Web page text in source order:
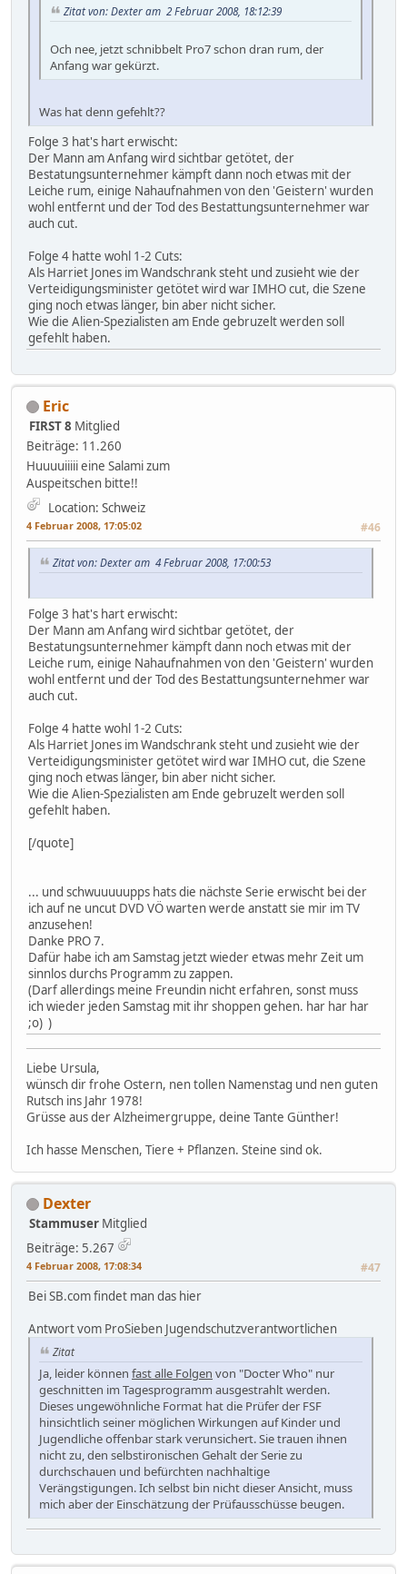
Zitat von: Dexter am 2 Februar 2008, 18:12:39
Och nee, jetzt schnibbelt Pro7 schon dran rum, der
Anfang war gekürzt.
Was hat denn gefehlt??
Folge 3 hat's hart erwischt:
Der Mann am Anfang wird sichtbar getötet, der
Bestatungsunternehmer kämpft dann noch etwas mit der
Leiche rum, einige Nahaufnahmen von den 'Geistern' wurden
wohl entfernt und der Tod des Bestattungsunternehmer war
auch cut.
Folge 4 hatte wohl 1-2 Cuts:
Als Harriet Jones im Wandschrank steht und zusieht wie der
Verteidigungsminister getötet wird war IMHO cut, die Szene
ging noch etwas länger, bin aber nicht sicher.
Wie die Alien-Spezialisten am Ende gebruzelt werden soll
gefehlt haben.
Eric
FIRST 8 Mitglied
Beiträge: 11.260
Huuuuiiiii eine Salami zum
Auspeitschen bitte!!
Location: Schweiz
4 Februar 2008, 17:05:02 #46
Zitat von: Dexter am 4 Februar 2008, 17:00:53
Folge 3 hat's hart erwischt:
Der Mann am Anfang wird sichtbar getötet, der
Bestatungsunternehmer kämpft dann noch etwas mit der
Leiche rum, einige Nahaufnahmen von den 'Geistern' wurden
wohl entfernt und der Tod des Bestattungsunternehmer war
auch cut.
Folge 4 hatte wohl 1-2 Cuts:
Als Harriet Jones im Wandschrank steht und zusieht wie der
Verteidigungsminister getötet wird war IMHO cut, die Szene
ging noch etwas länger, bin aber nicht sicher.
Wie die Alien-Spezialisten am Ende gebruzelt werden soll
gefehlt haben.
[/quote]
... und schwuuuuupps hats die nächste Serie erwischt bei der
ich auf ne uncut DVD VÖ warten werde anstatt sie mir im TV
anzusehen!
Danke PRO 7.
Dafür habe ich am Samstag jetzt wieder etwas mehr Zeit um
sinnlos durchs Programm zu zappen.
(Darf allerdings meine Freundin nicht erfahren, sonst muss
ich wieder jeden Samstag mit ihr shoppen gehen. har har har
;o) )
Liebe Ursula,
wünsch dir frohe Ostern, nen tollen Namenstag und nen guten
Rutsch ins Jahr 1978!
Grüsse aus der Alzheimergruppe, deine Tante Günther!
Ich hasse Menschen, Tiere + Pflanzen. Steine sind ok.
Dexter
Stammuser Mitglied
Beiträge: 5.267
4 Februar 2008, 17:08:34 #47
Bei SB.com findet man das hier
Antwort vom ProSieben Jugendschutzverantwortlichen
Zitat
Ja, leider können fast alle Folgen von "Docter Who" nur
geschnitten im Tagesprogramm ausgestrahlt werden.
Dieses ungewöhnliche Format hat die Prüfer der FSF
hinsichtlich seiner möglichen Wirkungen auf Kinder und
Jugendliche offenbar stark verunsichert. Sie trauen ihnen
nicht zu, den selbstironischen Gehalt der Serie zu
durchschauen und befürchten nachhaltige
Verängstigungen. Ich selbst bin nicht dieser Ansicht, muss
mich aber der Einschätzung der Prüfausschüsse beugen.